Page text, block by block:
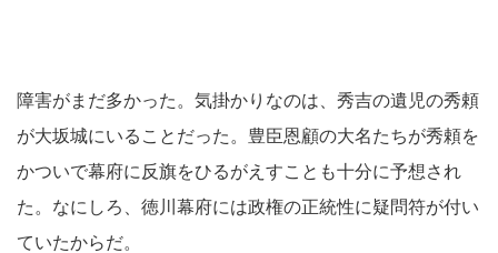
障害がまだ多かった。気掛かりなのは、秀吉の遺児の秀頼
が大坂城にいることだった。豊臣恩顧の大名たちが秀頼を
かついで幕府に反旗をひるがえすことも十分に予想され
た。なにしろ、徳川幕府には政権の正統性に疑問符が付い
ていたからだ。